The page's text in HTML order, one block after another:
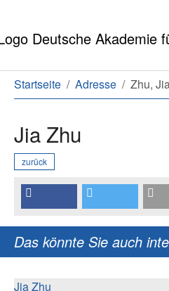
Sie sind hier:
Startseite Adresse Zhu,
Jia Zhu
zurück
Das könnte Sie auch
Jia Zhu